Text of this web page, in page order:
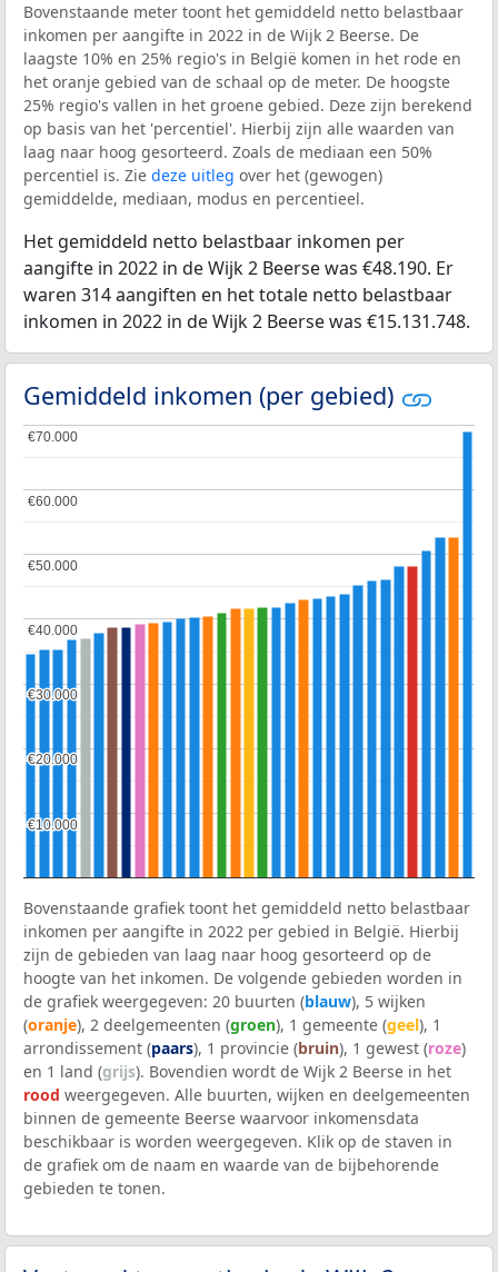
Bovenstaande meter toont het gemiddeld netto belastbaar
inkomen per aangifte in 2022 in de Wijk 2 Beerse. De
laagste 10% en 25% regio's in België komen in het rode en
het oranje gebied van de schaal op de meter. De hoogste
25% regio's vallen in het groene gebied. Deze zijn berekend
op basis van het 'percentiel'. Hierbij zijn alle waarden van
laag naar hoog gesorteerd. Zoals de mediaan een 50%
percentiel is. Zie deze uitleg over het (gewogen)
gemiddelde, mediaan, modus en percentieel.
Het gemiddeld netto belastbaar inkomen per
aangifte in 2022 in de Wijk 2 Beerse was €48.190. Er
waren 314 aangiften en het totale netto belastbaar
inkomen in 2022 in de Wijk 2 Beerse was €15.131.748.
Gemiddeld inkomen (per gebied)
€10.000
€10.000
€20.000
€20.000
€30.000
€30.000
€40.000
€40.000
€50.000
€50.000
€60.000
€60.000
€70.000
€70.000
Bovenstaande grafiek toont het gemiddeld netto belastbaar
inkomen per aangifte in 2022 per gebied in België. Hierbij
zijn de gebieden van laag naar hoog gesorteerd op de
hoogte van het inkomen. De volgende gebieden worden in
de grafiek weergegeven: 20 buurten (blauw), 5 wijken
(oranje), 2 deelgemeenten (groen), 1 gemeente (geel), 1
arrondissement (paars), 1 provincie (bruin), 1 gewest (roze)
en 1 land (grijs). Bovendien wordt de Wijk 2 Beerse in het
rood weergegeven. Alle buurten, wijken en deelgemeenten
binnen de gemeente Beerse waarvoor inkomensdata
beschikbaar is worden weergegeven. Klik op de staven in
de grafiek om de naam en waarde van de bijbehorende
gebieden te tonen.